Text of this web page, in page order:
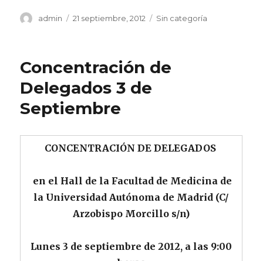
Autor
admin
Publicado
21 septiembre, 2012 Categorías
Sin categoría
Concentración de
Delegados 3 de
Septiembre
CONCENTRACIÓN DE DELEGADOS
en el Hall de la Facultad de Medicina de
la Universidad Autónoma de Madrid (C/
Arzobispo Morcillo s/n)
Lunes 3 de septiembre de 2012, a las 9:00